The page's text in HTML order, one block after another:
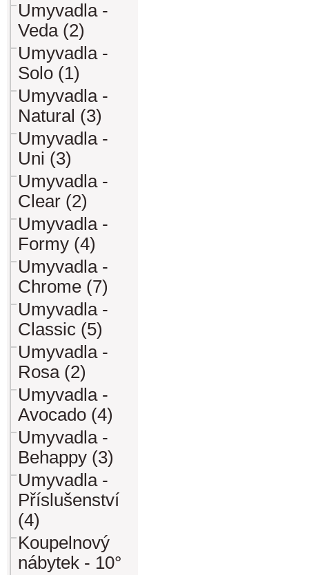
Umyvadla -
Veda (2)
Umyvadla -
Solo (1)
Umyvadla -
Natural (3)
Umyvadla -
Uni (3)
Umyvadla -
Clear (2)
Umyvadla -
Formy (4)
Umyvadla -
Chrome (7)
Umyvadla -
Classic (5)
Umyvadla -
Rosa (2)
Umyvadla -
Avocado (4)
Umyvadla -
Behappy (3)
Umyvadla -
Příslušenství
(4)
Koupelnový
nábytek - 10°